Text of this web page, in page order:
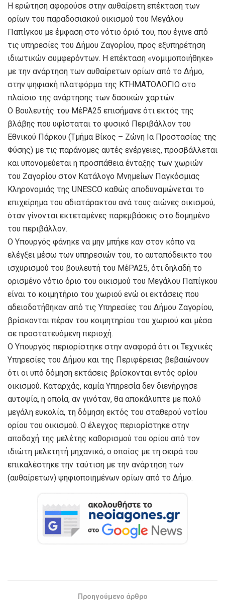
Η ερώτηση αφορούσε στην αυθαίρετη επέκταση των
ορίων του παραδοσιακού οικισμού του Μεγάλου
Παπίγκου με έμφαση στο νότιο όριό του, που έγινε από
τις υπηρεσίες του Δήμου Ζαγορίου, προς εξυπηρέτηση
ιδιωτικών συμφερόντων. Η επέκταση «νομιμοποιήθηκε»
με την ανάρτηση των αυθαίρετων ορίων από το Δήμο,
στην ψηφιακή πλατφόρμα της ΚΤΗΜΑΤΟΛΟΓΙΟ στο
πλαίσιο της ανάρτησης των δασικών χαρτών.
Ο Βουλευτής του ΜέΡΑ25 επισήμανε ότι εκτός της
βλάβης που υφίσταται το φυσικό Περιβάλλον του
Εθνικού Πάρκου (Τμήμα Βίκος – Ζώνη Ια Προστασίας της
Φύσης) με τις παράνομες αυτές ενέργειες, προσβάλλεται
και υπονομεύεται η προσπάθεια ένταξης των χωριών
του Ζαγορίου στον Κατάλογο Μνημείων Παγκόσμιας
Κληρονομιάς της UNESCO καθώς αποδυναμώνεται το
επιχείρημα του αδιατάρακτου ανά τους αιώνες οικισμού,
όταν γίνονται εκτεταμένες παρεμβάσεις στο δομημένο
του περιβάλλον.
Ο Υπουργός φάνηκε να μην μπήκε καν στον κόπο να
ελέγξει μέσω των υπηρεσιών του, το αυταπόδεικτο του
ισχυρισμού του βουλευτή του ΜέΡΑ25, ότι δηλαδή το
ορισμένο νότιο όριο του οικισμού του Μεγάλου Παπίγκου
είναι το κοιμητήριο του χωριού ενώ οι εκτάσεις που
αδειοδοτήθηκαν από τις Υπηρεσίες του Δήμου Ζαγορίου,
βρίσκονται πέραν του κοιμητηρίου του χωριού και μέσα
σε προστατευόμενη περιοχή.
Ο Υπουργός περιορίστηκε στην αναφορά ότι οι Τεχνικές
Υπηρεσίες του Δήμου και της Περιφέρειας βεβαιώνουν
ότι οι υπό δόμηση εκτάσεις βρίσκονται εντός ορίου
οικισμού. Καταρχάς, καμία Υπηρεσία δεν διενήργησε
αυτοψία, η οποία, αν γινόταν, θα αποκάλυπτε με πολύ
μεγάλη ευκολία, τη δόμηση εκτός του σταθερού νοτίου
ορίου του οικισμού. Ο έλεγχος περιορίστηκε στην
αποδοχή της μελέτης καθορισμού του ορίου από τον
ιδιώτη μελετητή μηχανικό, ο οποίος με τη σειρά του
επικαλέστηκε την ταύτιση με την ανάρτηση των
(αυθαίρετων) ψηφιοποιημένων ορίων από το Δήμο.
Προηγούμενο άρθρο